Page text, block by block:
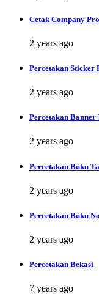
Cetak Company
2 years ago
Percetakan Sticker
2 years ago
Percetakan Banner
2 years ago
Percetakan Buku
2 years ago
Percetakan Buku
2 years ago
Percetakan Bekasi
7 years ago